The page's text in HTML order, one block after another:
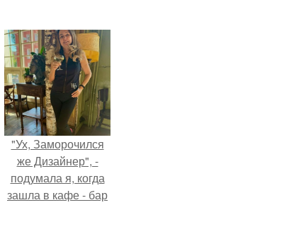
"Ух, Заморочился
же Дизайнер", -
подумала я, когда
зашла в кафе - бар